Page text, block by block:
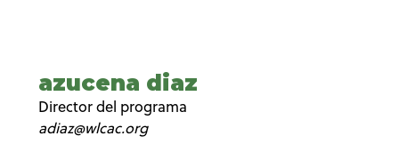
azucena diaz
Director del programa
adiaz@wlcac.org